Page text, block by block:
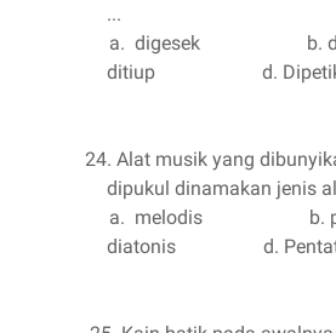
...
a. digesek b.
ditiup
d.
24. Alat musik yang
dipukul dinamakan jenis
a. melodis b.
diatonis
d.